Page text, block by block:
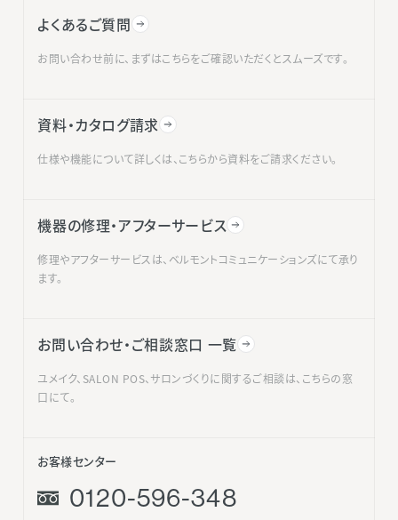
よくあるご質問
お問い合わせ前に、まずはこちらをご確認いただくとスムーズです。
資料・カタログ請求
仕様や機能について詳しくは、こちらから資料をご請求ください。
機器の修理・アフターサービス
修理やアフターサービスは、ベルモントコミュニケーションズにて承り
ます。
お問い合わせ・ご相談窓口 一覧
ユメイク、SALON POS、サロンづくりに関するご相談は、こちらの窓
口にて。
お客様センター
0120-596-348